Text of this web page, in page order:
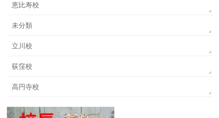
恵比寿校
未分類
立川校
荻窪校
高円寺校